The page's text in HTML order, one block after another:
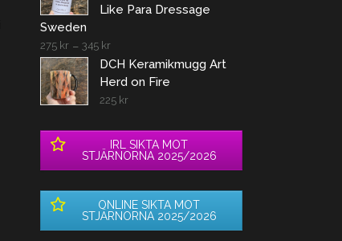
Like Para Dressage
Sweden
275 kr– 345 kr
DCH Keramikmugg Art
Herd on Fire
225 kr
IRL SIKTA MOT
STJÄRNORNA 2025/2026
ONLINE SIKTA MOT
STJÄRNORNA 2025/2026